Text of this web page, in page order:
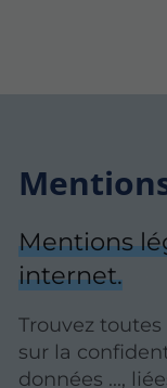
Mentions
internet.
Trouvez
sur la
données ...,